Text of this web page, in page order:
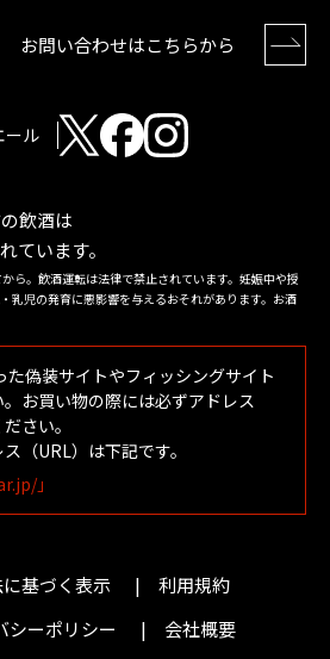
お問い合わせはこちらから
ール
飲酒は
ています。
ら。飲酒運転は法律で禁止されています。妊娠中や授
乳児の発育に悪影響を与えるおそれがあります。お酒
偽装サイトやフィッシングサイト
お買い物の際には必ずアドレス
さい。
（URL）は下記です。
」
基づく表示
利用規約
シーポリシー
会社概要